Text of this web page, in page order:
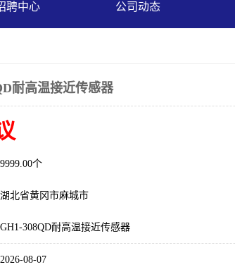
聘中心 公司动态
耐高温接近传感器
9999.00个
湖北省黄冈市麻城市
GH1-308QD耐高温接近传感器
2026-08-07